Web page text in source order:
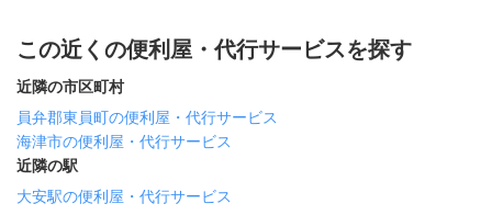
この近くの便利屋・代行サービスを探す
近隣の市区町村
員弁郡東員町の便利屋・代行サービス
海津市の便利屋・代行サービス
近隣の駅
大安駅の便利屋・代行サービス